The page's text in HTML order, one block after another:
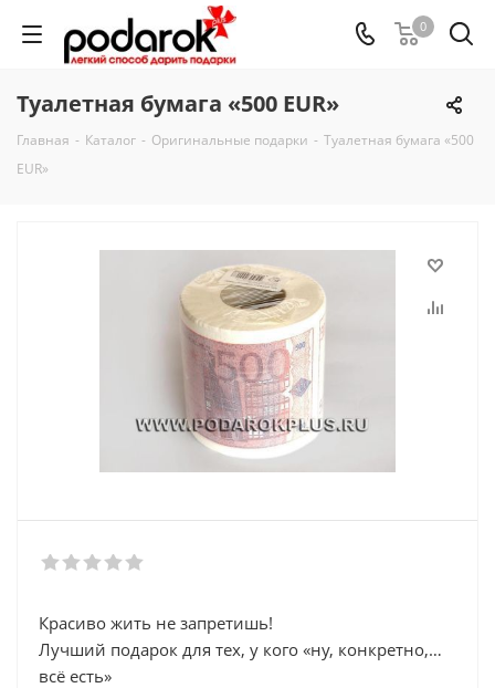
0
Туалетная бумага «500 EUR»
Главная - Каталог - Оригинальные подарки - Туалетная бумага «500
EUR»
Красиво жить не запретишь!
Лучший подарок для тех, у кого «ну, конкретно,
всё есть»